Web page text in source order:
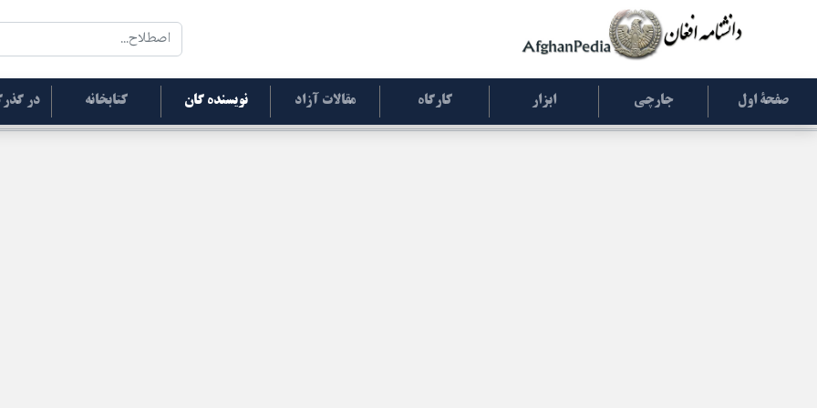
صفحۀ اول جارچی ابزار کارگاه مقالات آزاد نویسنده گان کتابخانه در